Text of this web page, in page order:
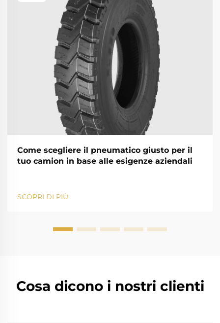
Come scegliere il pneumatico giusto per il
tuo camion in base alle esigenze aziendali
SCOPRI DI PIÙ
Cosa dicono i nostri clienti